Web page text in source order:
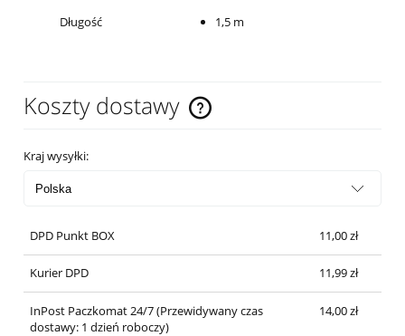
Długość 1,5 m
Koszty dostawy
Cena nie zawiera ewentualnych kosztów płatności
Kraj wysyłki:
DPD Punkt BOX 11,00 zł
Kurier DPD 11,99 zł
InPost Paczkomat 24/7(Przewidywany czas
dostawy: 1 dzień roboczy)
14,00 zł